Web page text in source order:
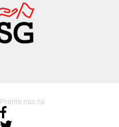
Pratite nas na